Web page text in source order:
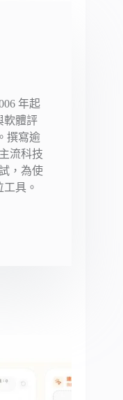
年起
軟體評
撰寫逾
流科技
，為使
具。